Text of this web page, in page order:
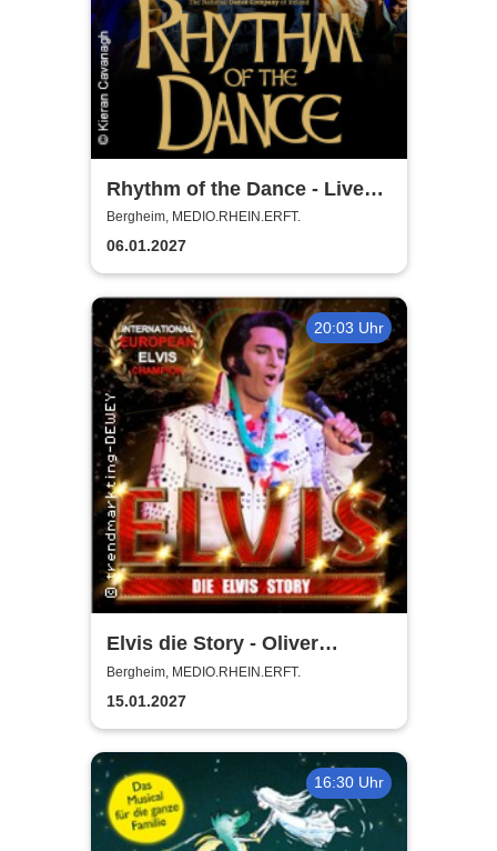
Rhythm of the Dance - Live
2027
Bergheim, MEDIO.RHEIN.ERFT.
06.01.2027
20:03 Uhr
Elvis die Story - Oliver
Steinhoff + Band
Bergheim, MEDIO.RHEIN.ERFT.
15.01.2027
16:30 Uhr